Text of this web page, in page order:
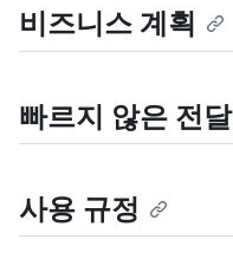
비즈니스 계획
빠르지 않은 전달
사용 규정